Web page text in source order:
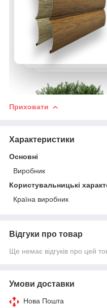
Приховати
Характеристики
Основні
Виробник
Користувальницькі
Країна виробник
Відгуки про товар
Ще немає відгуків про цей
Умови доставки
Нова Пошта